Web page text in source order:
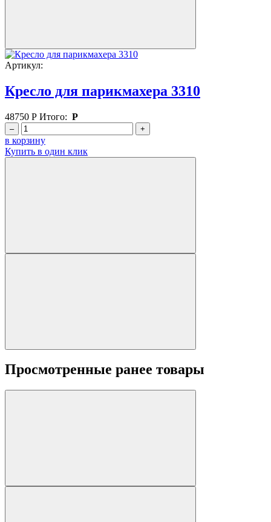
Артикул:
Кресло для парикмахера 3310
48750 Р Итого: Р
– +
в корзину
Купить в один клик
Просмотренные ранее товары